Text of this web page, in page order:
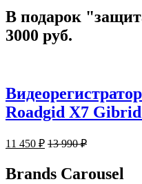
В подарок
3000 руб.
Roadgid X7
11 450 ₽ 13 990₽
Brands Carousel